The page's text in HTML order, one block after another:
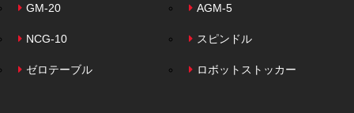
GM-20 AGM-5
NCG-10 スピンドル
ゼロテーブル ロボットストッカー